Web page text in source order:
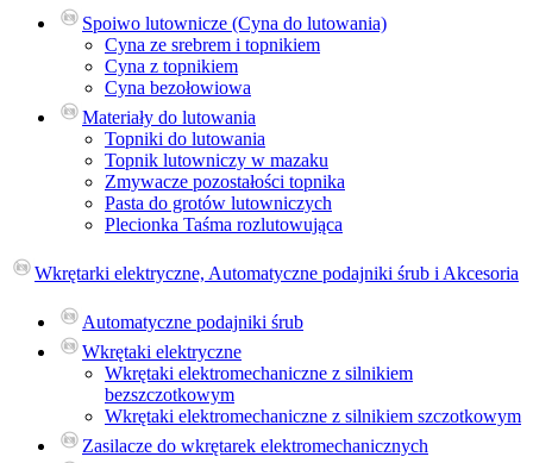
Spoiwo lutownicze (Cyna do lutowania)
Cyna ze srebrem i topnikiem
Cyna z topnikiem
Cyna bezołowiowa
Materiały do lutowania
Topniki do lutowania
Topnik lutowniczy w mazaku
Zmywacze pozostałości topnika
Pasta do grotów lutowniczych
Plecionka Taśma rozlutowująca
Wkrętarki elektryczne, Automatyczne podajniki śrub i Akcesoria
Automatyczne podajniki śrub
Wkrętaki elektryczne
Wkrętaki elektromechaniczne z silnikiem
bezszczotkowym
Wkrętaki elektromechaniczne z silnikiem szczotkowym
Zasilacze do wkrętarek elektromechanicznych